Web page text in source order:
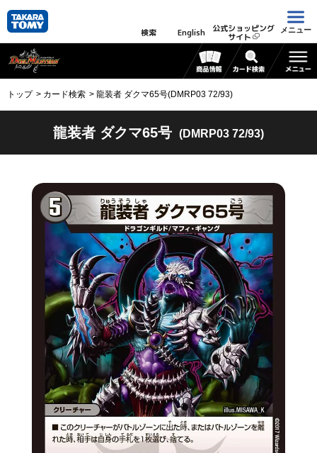
検索 English 公式ショッピング
サイト
メニュー
トップ カード検索 龍装者 ダクマ65号(DMRP03 72/93)
龍装者 ダクマ65号 (DMRP03 72/93)